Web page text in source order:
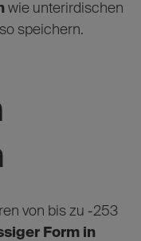
wie unterirdischen
speichern.
von bis zu -253
Form in